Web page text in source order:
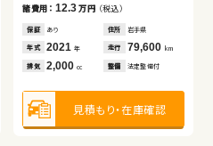
諸費用： 12.3万円 （税込）
保証 あり 住所 岩手県
年式 2021年 走行 79,600 km
排気 2,000cc 整備 法定整備付
見積もり・在庫確認
諸費用： 9.3万円（税込）
保証 なし 住所 岡山県
年式 2023年 走行 28,800 km
排気 2,000cc 整備 法定整備付
見積もり・在庫確認
諸費用： 6.7万円（税込）
保証 あり 住所 千葉県
年式 2016年 走行 54,000 km
排気 660cc 整備 法定整備付
見積もり・在庫確認
諸費用： 4.2万円（税込）
保証 あり 住所 青森県
年式 2010年 走行 104,500km
排気 660cc 整備 法定整備付
見積もり・在庫確認